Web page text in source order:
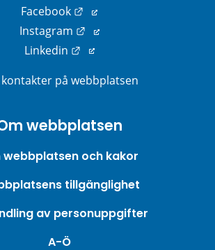
Facebook
Länk till annan
Instagram
Länk till annan
Linkedin
Länk till annan webbplats.
kontakter på webbplatsen
webbplatsen
webbplatsen och kakor
tillgänglighet
av personuppgifter
A-Ö